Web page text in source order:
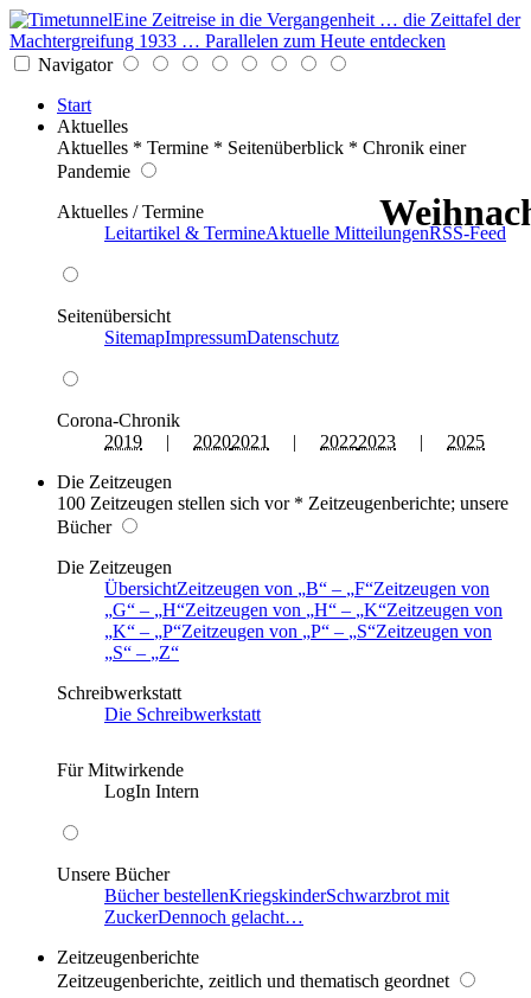
Eine Zeitreise in die Vergangenheit … die Zeittafel der
Machtergreifung 1933 … Parallelen zum Heute entdecken
Navigator
Start
Aktuelles
Aktuelles * Termine * Seitenüberblick * Chronik einer
Pandemie
Aktuelles / Termine
Leitartikel & TermineAktuelle MitteilungenRSS-Feed
Seitenübersicht
SitemapImpressumDatenschutz
Corona-Chronik
2019 | 20202021 | 20222023 | 2025
Die Zeitzeugen
100 Zeitzeugen stellen sich vor * Zeitzeugenberichte; unsere
Bücher
Die Zeitzeugen
ÜbersichtZeitzeugen von B – F Zeitzeugen von
G
– H Zeitzeugen von H – K Zeitzeugen von
K
– P Zeitzeugen von P – S Zeitzeugen von
S
–
Z
Schreibwerkstatt
Die Schreibwerkstatt
Für Mitwirkende
LogIn Intern
Unsere Bücher
Bücher bestellenKriegskinderSchwarzbrot mit
ZuckerDennoch gelacht…
Zeitzeugenberichte
Zeitzeugenberichte, zeitlich und thematisch geordnet